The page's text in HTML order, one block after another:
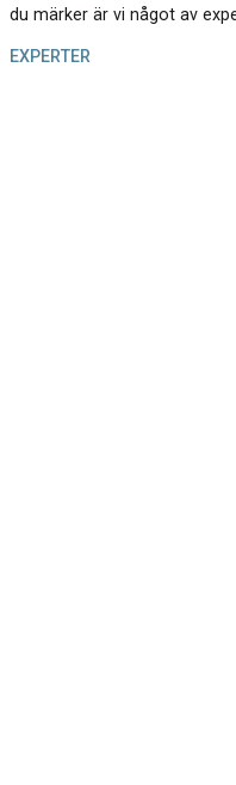
du märker är vi något av
EXPERTER